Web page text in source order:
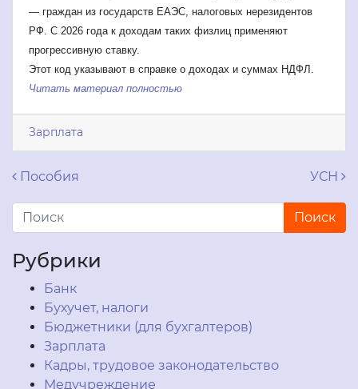
— граждан из государств ЕАЭС, налоговых нерезидентов
РФ. С 2026 года к доходам таких физлиц применяют
прогрессивную ставку.
Этот код указывают в справке о доходах и суммах НДФЛ.
Читать материал полностью
Зарплата
Навигация по записям
Пособия УСН
Рубрики
Банк
Бухучет, налоги
Бюджетники (для бухгалтеров)
Зарплата
Кадры, трудовое законодательство
Медучреждение